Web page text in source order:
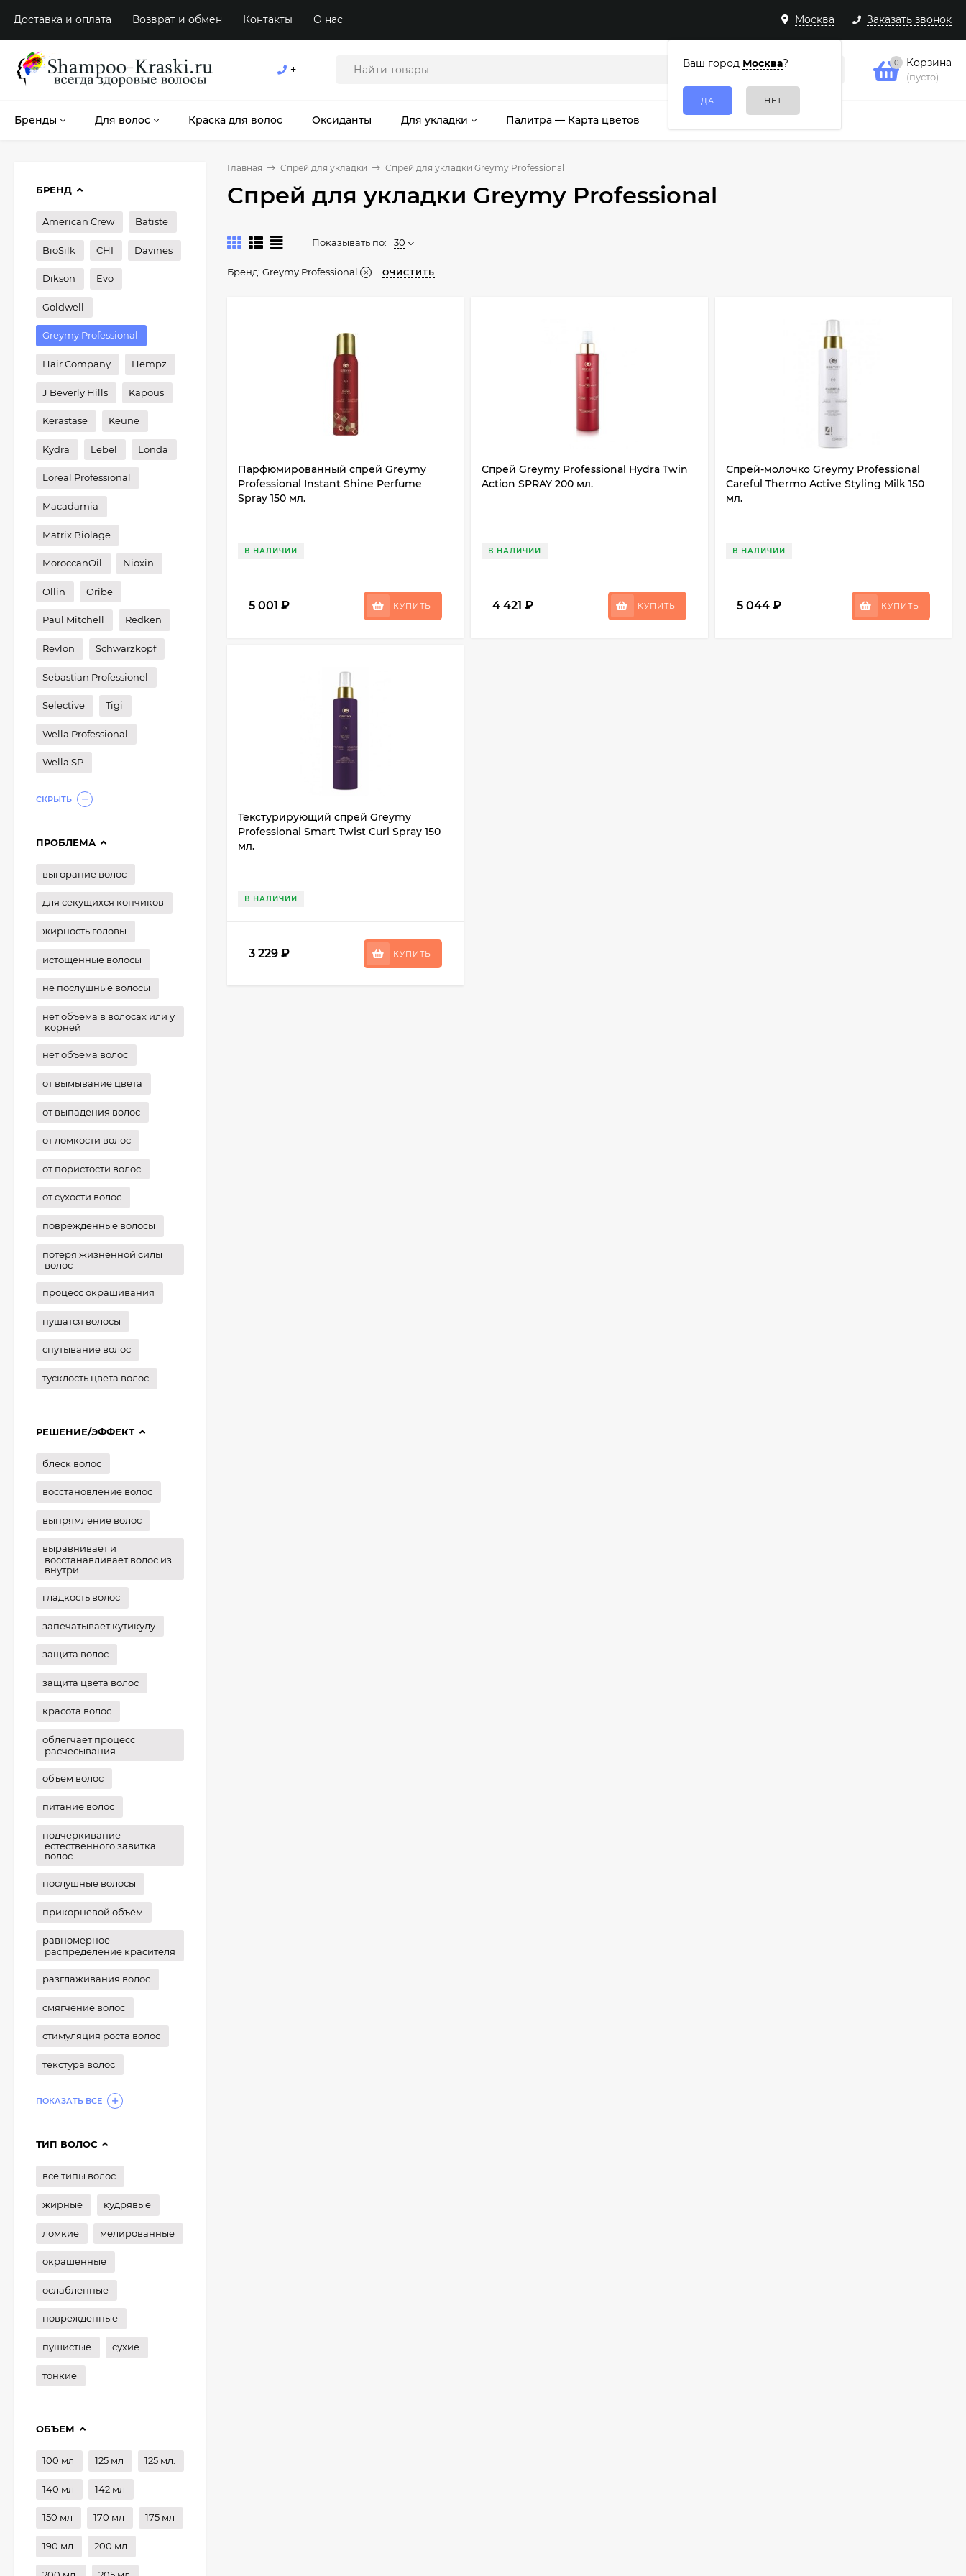
Москва
Ваш город Москва?
Заказать звонок
Доставка и оплата Возврат и обмен Контакты О нас
+
0 Корзина
(пусто)
Бренды Для волос Краска для волос Оксиданты Для укладки Палитра — Карта цветов
Главная Спрей для укладки Спрей для укладки Greymy Professional
Спрей для укладки Greymy Professional
Показывать по: 30
Бренд: Greymy Professional ОЧИСТИТЬ
Парфюмированный спрей Greymy
Professional Instant Shine Perfume
Spray 150 мл.
В НАЛИЧИИ
5 001 ₽ КУПИТЬ
Спрей Greymy Professional Hydra Twin
Action SPRAY 200 мл.
В НАЛИЧИИ
4 421₽ КУПИТЬ
Спрей-молочко Greymy Professional
Careful Thermo Active Styling Milk 150
мл.
В НАЛИЧИИ
5 044 ₽ КУПИТЬ
Текстурирующий спрей Greymy
Professional Smart Twist Curl Spray 150
мл.
В НАЛИЧИИ
3 229 ₽ КУПИТЬ
БРЕНД
American Crew Batiste
BioSilk CHI Davines
Dikson Evo
Goldwell
Greymy Professional
Hair Company Hempz
J Beverly Hills Kapous
Kerastase Keune
Kydra Lebel Londa
Loreal Professional
Macadamia
Matrix Biolage
MoroccanOil Nioxin
Ollin Oribe
Paul Mitchell Redken
Revlon Schwarzkopf
Sebastian Professionel
Selective Tigi
Wella Professional
Wella SP
СКРЫТЬ
ПРОБЛЕМА
выгорание волос
для секущихся кончиков
жирность головы
истощённые волосы
не послушные волосы
нет объема в волосах или у
корней
нет объема волос
от вымывание цвета
от выпадения волос
от ломкости волос
от пористости волос
от сухости волос
повреждённые волосы
потеря жизненной силы
волос
процесс окрашивания
пушатся волосы
спутывание волос
тусклость цвета волос
РЕШЕНИЕ/ЭФФЕКТ
блеск волос
восстановление волос
выпрямление волос
выравнивает и
восстанавливает волос из
внутри
гладкость волос
запечатывает кутикулу
защита волос
защита цвета волос
красота волос
облегчает процесс
расчесывания
объем волос
питание волос
подчеркивание
естественного завитка
волос
послушные волосы
прикорневой объём
равномерное
распределение красителя
разглаживания волос
смягчение волос
стимуляция роста волос
текстура волос
ПОКАЗАТЬ ВСЕ
ТИП ВОЛОС
все типы волос
жирные кудрявые
ломкие мелированные
окрашенные
ослабленные
поврежденные
пушистые сухие
тонкие
ОБЪЕМ
100 мл 125 мл 125 мл.
140 мл 142 мл
150 мл 170 мл 175 мл
190 мл 200 мл